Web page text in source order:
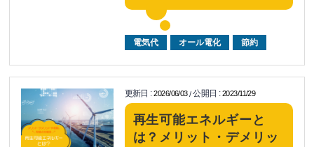
電気代 オール電化 節約
更新日 :2026/06/03/公開日 :2023/11/29
再生可能エネルギーと
は？メリット・デメリッ